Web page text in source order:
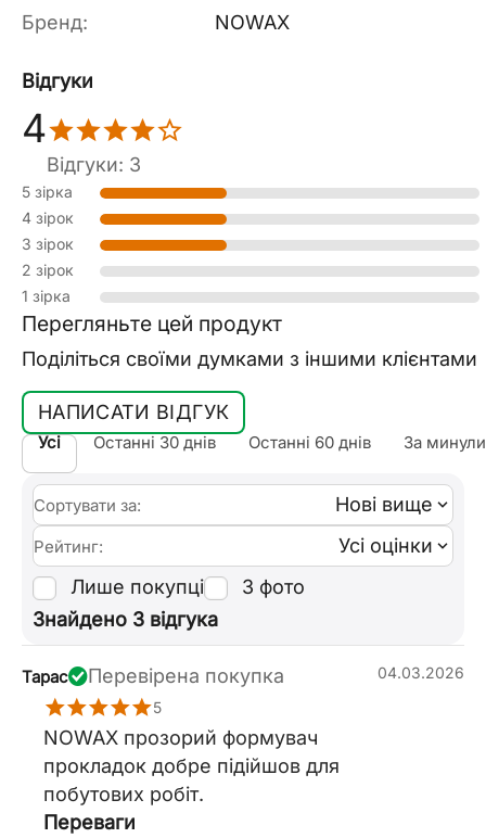
Бренд:
NOWAX
Відгуки
4
Відгуки: 3
5 зірка
4 зірок
3 зірок
2 зірок
1 зірка
Перегляньте цей продукт
Поділіться своїми думками з іншими клієнтами
НАПИСАТИ ВІДГУК
Усі Останні 30 днів Останні 60 днів За
Сортувати за: Нові вище
Рейтинг:
Усі оцінки
Лише покупці
З фото
Знайдено 3 відгука
Тарас Перевірена покупка
04.03.2026
5
NOWAX прозорий формувач
прокладок добре підійшов для
побутових робіт.
Переваги